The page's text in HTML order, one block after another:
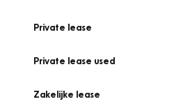
Private lease
Private lease used
Zakelijke lease